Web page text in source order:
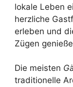
lokale Leben
herzliche
erleben und
Zügen
Die meisten
traditionelle